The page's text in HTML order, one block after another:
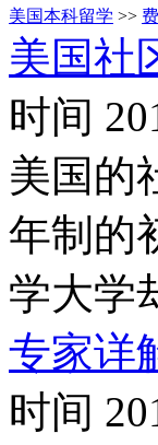
美国本科留学 >>
美国社
时间
美国的
年制的
学大学
专家详
时间